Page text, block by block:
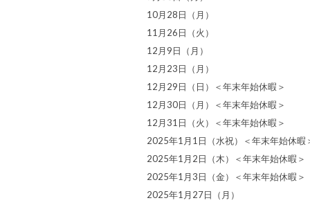
10月28日（月）
11月26日（火）
12月9日（月）
12月23日（月）
12月29日（日）＜年末年始休暇＞
12月30日（月）＜年末年始休暇＞
12月31日（火）＜年末年始休暇＞
2025年1月1日（水祝）＜年末年始休暇
2025年1月2日（木）＜年末年始休暇＞
2025年1月3日（金）＜年末年始休暇＞
2025年1月27日（月）